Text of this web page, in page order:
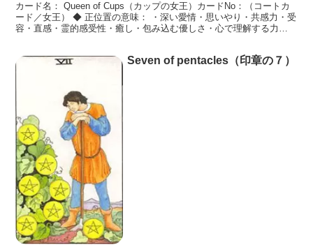
カード名： Queen of Cups（カップの女王）カードNo：（コートカ
ード／女王） ◆ 正位置の意味： ・深い愛情・思いやり・共感力・受
容・直感・霊的感受性・癒し・包み込む優しさ・心で理解する力
Seven of pentacles（印章の７）